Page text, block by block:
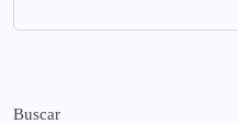
Buscar